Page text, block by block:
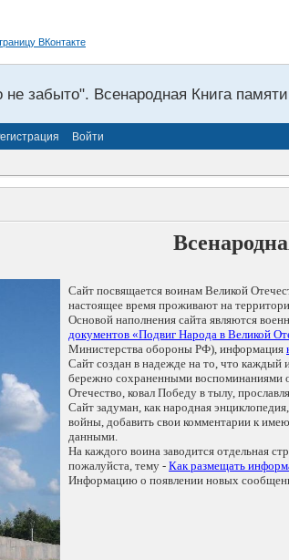
не забыто". Всенародная Книга
Войти
Сайт посвящается воинам Великой
настоящее время проживают на
Основой наполнения сайта являются
документов «Подвиг Народа в Великой
Министерства обороны РФ), информация
Сайт создан в надежде на то, что
бережно сохраненными воспоминаниями
Отечество, ковал Победу в тылу,
Сайт задуман, как народная
войны, добавить свои комментарии к
данными.
На каждого воина заводится отдельная
пожалуйста, тему - Как размещать
Информацию о появлении новых